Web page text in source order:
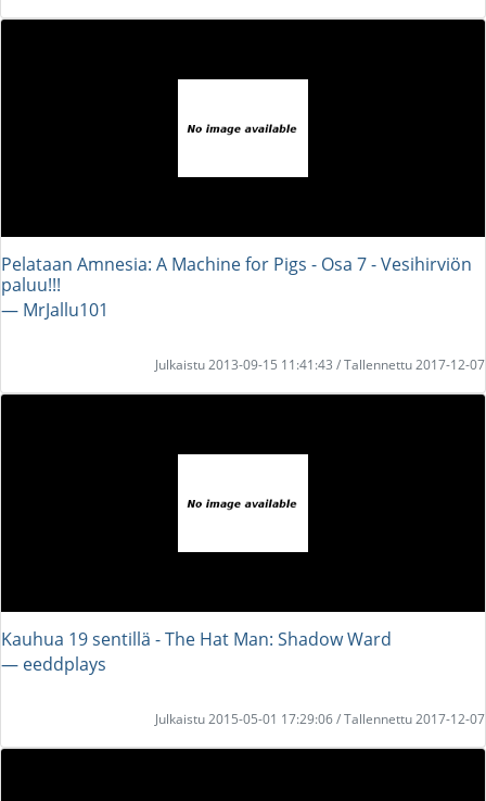
Pelataan Amnesia: A Machine for Pigs - Osa 7 - Vesihirviön
paluu!!!
― MrJallu101
Julkaistu 2013-09-15 11:41:43 / Tallennettu 2017-12-07
Kauhua 19 sentillä - The Hat Man: Shadow Ward
― eeddplays
Julkaistu 2015-05-01 17:29:06 / Tallennettu 2017-12-07